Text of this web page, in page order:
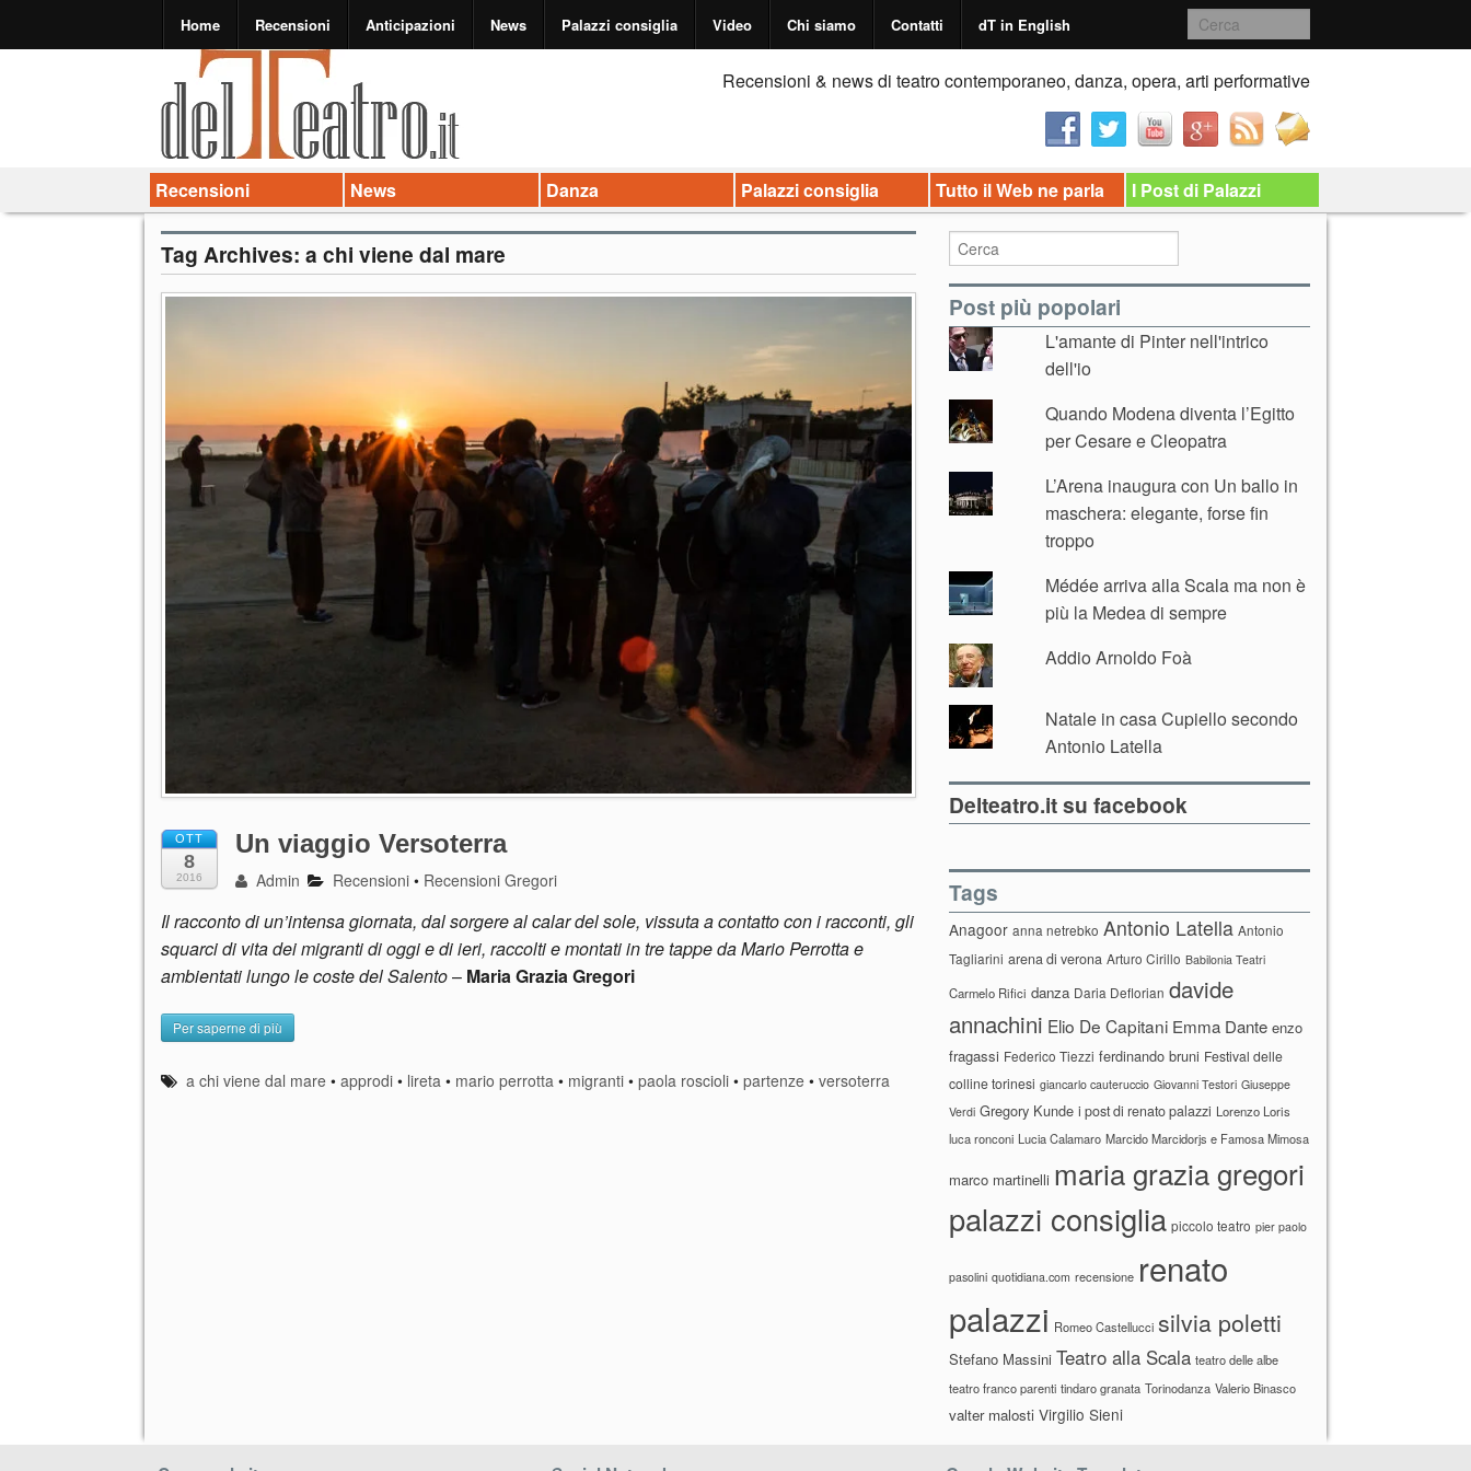
Home Recensioni Anticipazioni News Palazzi consiglia Video Chi siamo Contatti dT in English
Recensioni & news di teatro contemporaneo, danza, opera, arti performative
Recensioni News Danza Palazzi consiglia Tutto il Web ne parla I Post di Palazzi
Tag Archives: a chi viene dal mare
OTT
8
2016
Un viaggio Versoterra
Admin Recensioni • Recensioni Gregori
Il racconto di un’intensa giornata, dal sorgere al calar del sole, vissuta a contatto con i racconti, gli
squarci di vita dei migranti di oggi e di ieri, raccolti e montati in tre tappe da Mario Perrotta e
ambientati lungo le coste del Salento– Maria Grazia Gregori
Per saperne di più
a chi viene dal mare •approdi • lireta • mario perrotta • migranti •paola roscioli •partenze •versoterra
Post più popolari
L'amante di Pinter nell'intrico
dell'io
Quando Modena diventa l’Egitto
per Cesare e Cleopatra
L’Arena inaugura con Un ballo in
maschera: elegante, forse fin
troppo
Médée arriva alla Scala ma non è
più la Medea di sempre
Addio Arnoldo Foà
Natale in casa Cupiello secondo
Antonio Latella
Delteatro.it su facebook
Tags
Anagoor anna netrebko Antonio Latella Antonio
Tagliarini arena di verona Arturo Cirillo Babilonia Teatri
Carmelo Rifici danza Daria Deflorian davide
annachini Elio De Capitani Emma Dante enzo
fragassi Federico Tiezzi ferdinando bruni Festival delle
colline torinesi giancarlo cauteruccio Giovanni Testori Giuseppe
Verdi Gregory Kunde i post di renato palazzi Lorenzo Loris
luca ronconi Lucia Calamaro Marcido Marcidorjs e Famosa Mimosa
marco martinelli maria grazia gregori
palazzi consiglia piccolo teatro pier paolo
pasolini quotidiana.com recensione renato
palazzi Romeo Castellucci silvia poletti
Stefano Massini Teatro alla Scala teatro delle albe
teatro franco parenti tindaro granata Torinodanza Valerio Binasco
valter malosti Virgilio Sieni